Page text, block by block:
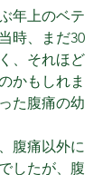
年上のベテ
時、まだ30
、それほど
かもしれま
た腹痛の幼
腹痛以外に
したが、腹